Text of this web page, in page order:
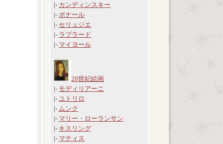
|- カンディンスキー
|- ボナール
|- セリュジエ
|- ラプラード
|- マイヨール
20世紀絵画
|- モディリアーニ
|- ユトリロ
|- ムンク
|- マリー・ローランサン
|- キスリング
|- マティス